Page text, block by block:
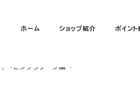
ホーム ショップ紹介 ポイン
〜ピンクラグーン編〜